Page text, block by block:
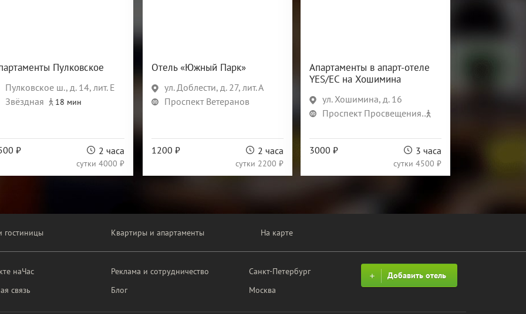
Пулковское
Пулковское ш., д. 14, лит. Е
Звёздная
18 мин
₽ 2 часа
сутки 4000 ₽
Отель «Южный Парк»
ул. Доблести, д. 27, лит. А
Проспект Ветеранов
1200 ₽ 2 часа
сутки 2200 ₽
Апартаменты в апарт-отеле
YES/ЕС на Хошимина
ул. Хошимина, д. 16
Проспект Просвещения
3000 ₽ 3 часа
сутки 4500 ₽
гостиницы Квартиры и апартаменты На карте
наЧас
связь
Реклама и сотрудничество
Блог
Санкт-Петербург
Москва
Добавить отель